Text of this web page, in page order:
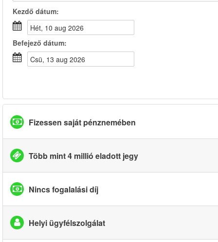
Kezdő dátum:
hét, 10 aug 2026
Befejező dátum:
csü, 13 aug 2026
Fizessen saját pénznemében
Több mint 4 millió eladott jegy
Nincs fogalalási díj
Helyi ügyfélszolgálat